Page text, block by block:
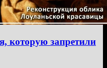
которую запретили